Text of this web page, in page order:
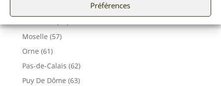
Préférences
Moselle (57)
Orne (61)
Pas-de-Calais (62)
Puy De Dôme (63)